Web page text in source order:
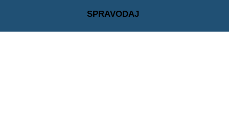
SPRAVODAJ